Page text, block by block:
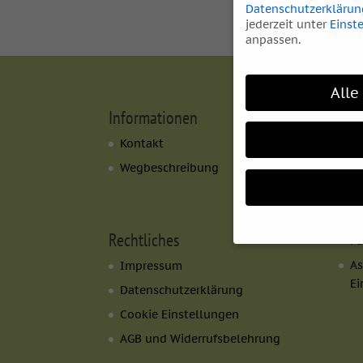
Informationen
Kontakt
Wegbeschreibung
Rechtliches
Impressum
Datenschutzerklärung
Cookie Einstellungen
AGB und Widerrufsbelehrung
jederzeit unter
anpassen.
Alle
Wenn Sie unter 16
Wir verwenden
während andere uns
können verarbeitet